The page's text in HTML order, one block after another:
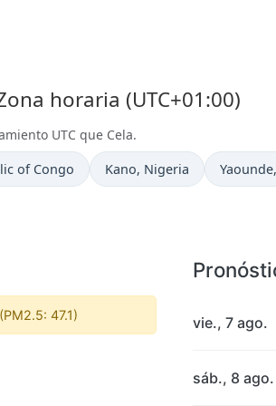
horaria (UTC+01:00)
UTC que Cela.
of Congo Hora actual en
Kano, Nigeria Hora
Yaounde
47.1) vie., 7 ago.
sáb., 8 ago.